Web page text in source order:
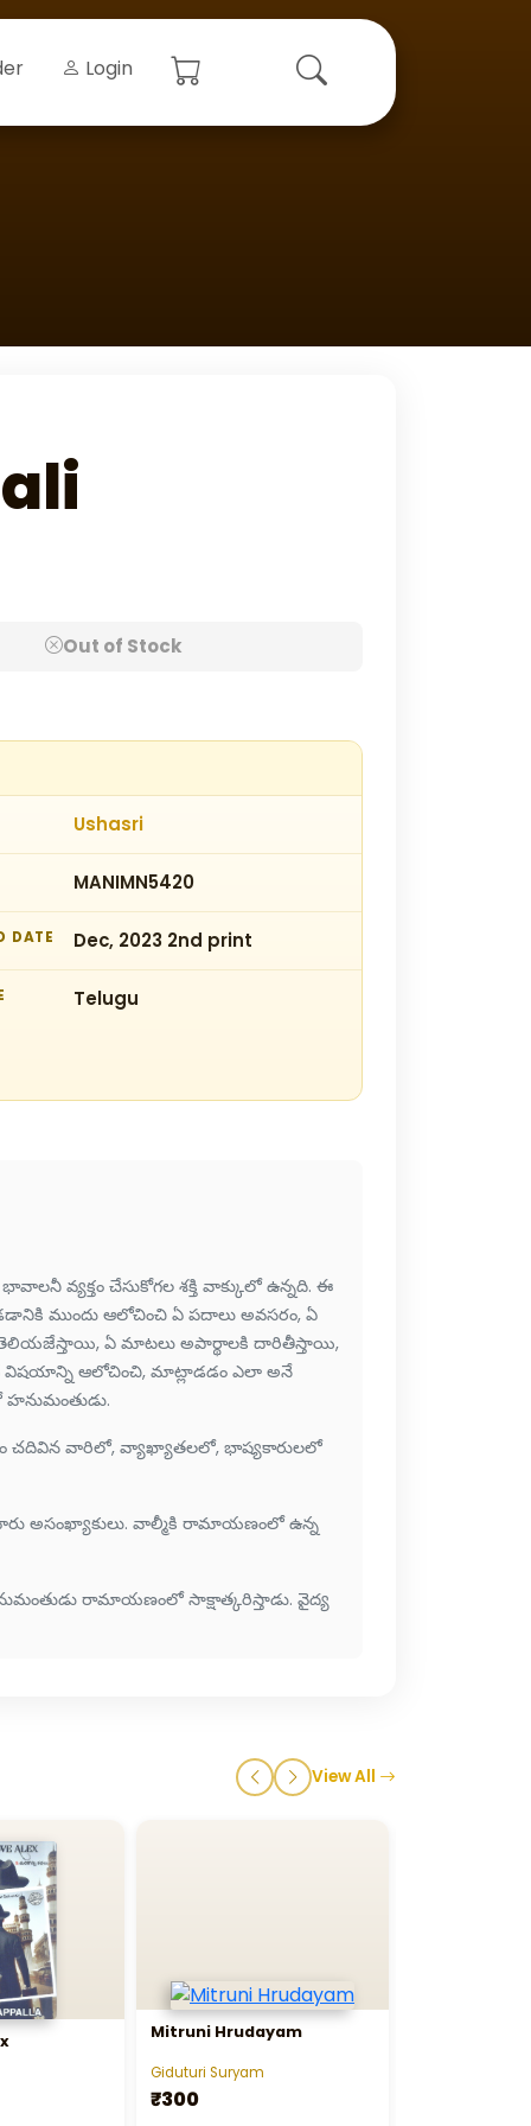
Login
Out of Stock
Ushasri
MANIMN5420
DATE Dec, 2023 2nd print
Telugu
వ్యక్తం చేసుకోగల శక్తి వాక్కులో ఉన్నది. ఈ
ముందు ఆలోచించి ఏ పదాలు అవసరం, ఏ
తెలియజేస్తాయి, ఏ మాటలు అపార్థాలకి దారితీస్తాయి,
విషయాన్ని ఆలోచించి, మాట్లాడడం ఎలా అనే
చదివిన వారిలో, వ్యాఖ్యాతలలో, భాష్యకారులలో
అసంఖ్యాకులు. వాల్మీకి రామాయణంలో ఉన్న
రామాయణంలో సాక్షాత్కరిస్తాడు. వైద్య
View All
Mitruni Hrudayam
Giduturi Suryam
₹300